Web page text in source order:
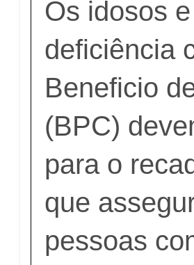
Os idosos
deficiência
Beneficio
(BPC)
para o
que
pessoas